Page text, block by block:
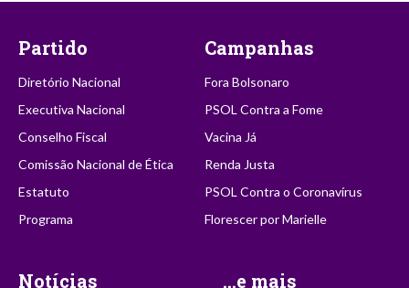
Partido
Diretório Nacional
Executiva Nacional
Conselho Fiscal
Comissão Nacional de Ética
Estatuto
Programa
Campanhas
Fora Bolsonaro
PSOL Contra a Fome
Vacina Já
Renda Justa
PSOL Contra o Coronavírus
Florescer por Marielle
Notícias ...e mais